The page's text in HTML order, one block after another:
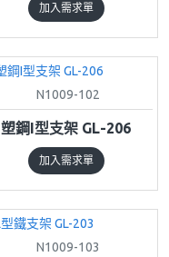
加入需求單
N1009-102
塑鋼I型支架 GL-206
加入需求單
N1009-103